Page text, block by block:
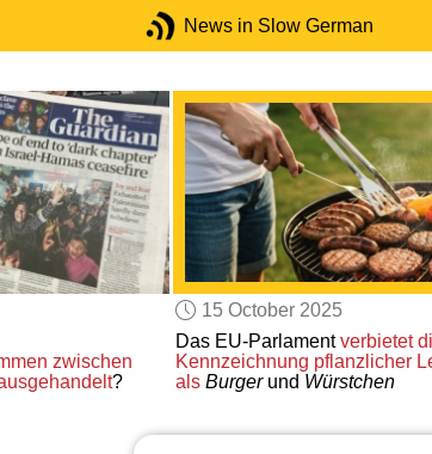
News in Slow German
zwischen
?
15 October 2025
Das EU-Parlamentverbietet
Kennzeichnung pflanzlicher
als Burgerund Würstchen